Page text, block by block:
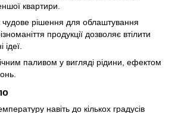
квартири.
чудове рішення для облаштування
продукції дозволяє втілити
паливом у вигляді рідини, ефектом
навіть до кількох градусів